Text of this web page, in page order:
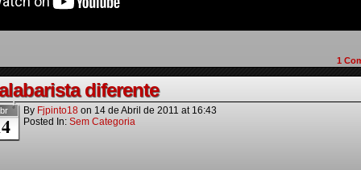
1
diferente
By Fjpinto18 on 14 de Abril de 2011 at 16:43
Posted In: Sem Categoria